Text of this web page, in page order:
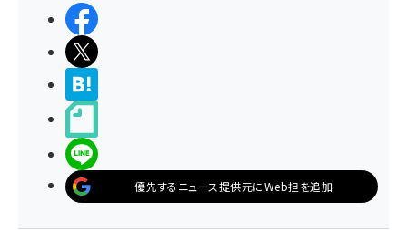
優先するニュース提供元にWeb担を追加